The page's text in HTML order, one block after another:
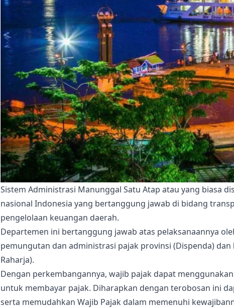
Sistem Administrasi Manunggal Satu Atap atau yang biasa
nasional Indonesia yang bertanggung jawab di bidang
pengelolaan keuangan daerah.
Departemen ini bertanggung jawab atas pelaksanaannya
pemungutan dan administrasi pajak provinsi (Dispenda) dan
Raharja).
Dengan perkembangannya, wajib pajak dapat
untuk membayar pajak. Diharapkan dengan terobosan ini
serta memudahkan Wajib Pajak dalam memenuhi